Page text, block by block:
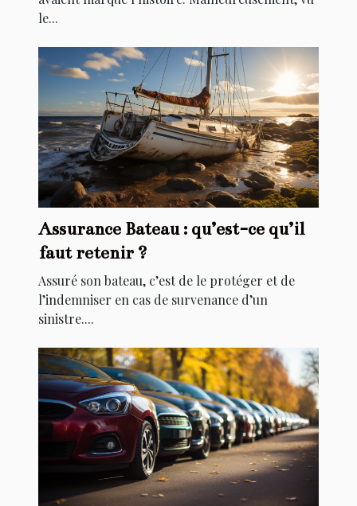
le...
Assurance Bateau : qu’est-ce qu’il
faut retenir ?
Assuré son bateau, c’est de le protéger et de
l’indemniser en cas de survenance d’un
sinistre....